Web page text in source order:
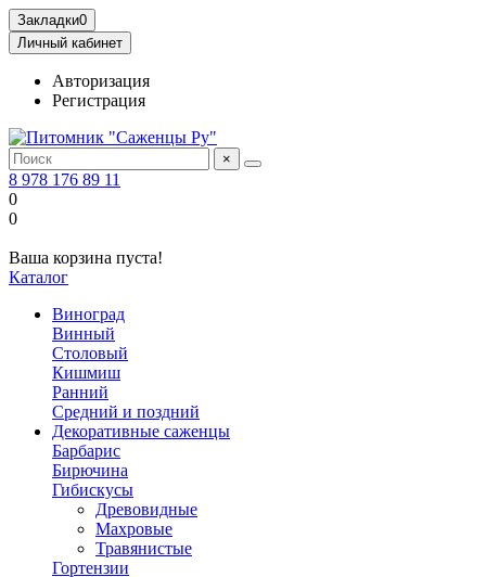
Закладки0
Личный кабинет
Авторизация
Регистрация
×
8 978 176 89 11
0
0
Ваша корзина пуста!
Каталог
Виноград
Винный
Столовый
Кишмиш
Ранний
Средний и поздний
Декоративные саженцы
Барбарис
Бирючина
Гибискусы
Древовидные
Махровые
Травянистые
Гортензии